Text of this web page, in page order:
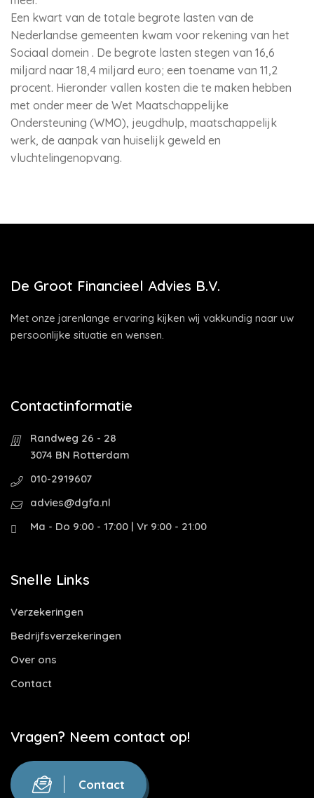
Een kwart van de totale begrote lasten van de
Nederlandse gemeenten kwam voor rekening van het
Sociaal domein . De begrote lasten stegen van 16,6
miljard naar 18,4 miljard euro; een toename van 11,2
procent. Hieronder vallen kosten die te maken hebben
met onder meer de Wet Maatschappelijke
Ondersteuning (WMO), jeugdhulp, maatschappelijk
werk, de aanpak van huiselijk geweld en
vluchtelingenopvang.
De Groot Financieel Advies B.V.
Met onze jarenlange ervaring kijken wij vakkundig naar uw
persoonlijke situatie en wensen.
Contactinformatie
Randweg 26 - 28
3074 BN Rotterdam
010-2919607
advies@dgfa.nl
Ma - Do 9:00 - 17:00 | Vr 9:00 - 21:00
Snelle Links
Verzekeringen
Bedrijfsverzekeringen
Over ons
Contact
Vragen? Neem contact op!
Contact